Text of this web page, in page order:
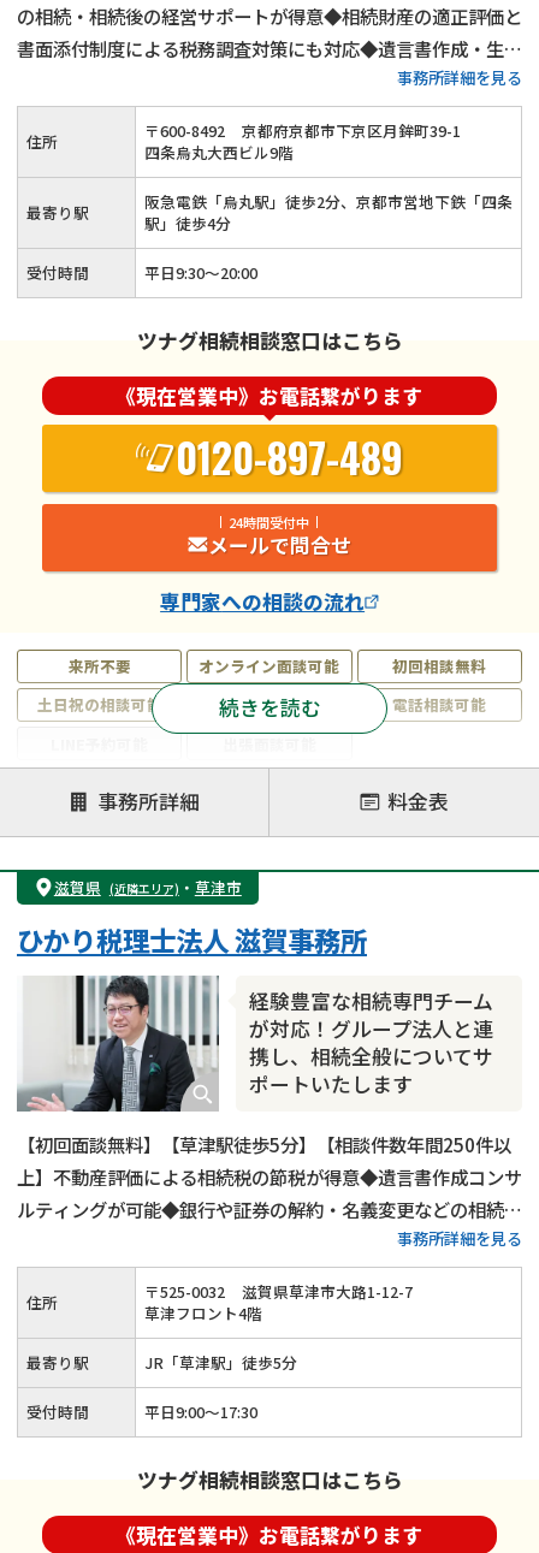
の相続・相続後の経営サポートが得意◆相続財産の適正評価と
書面添付制度による税務調査対策にも対応◆遺言書作成・生前
贈与といった生前対策も可能◆相続税の節税とお客様の思いの
両立を全力でサポートさせていただきます！
事務所詳細を見る
来所不要 オンライン面談可能
初回相談無料
土日祝の相談可能
19時以降電話可能
電話相談可能
注力案件
遺言書作成・遺言執行
相続放棄
相続登記
遺産分割
遺留分侵害額請求
相続税申告
相続手続き
銀行手続き
成年後見・任意後見
贈与税
相続人調査
相続財産調査
相続トラブル
続きを読む
住所 〒600-8492
京都府京都市下京区月鉾町39-1
四条烏丸大西ビル9階
最寄り駅
阪急電鉄「烏丸駅」徒歩2分、京都市営地下鉄「四条
駅」徒歩4分
受付時間 平日9:30～20:00
ツナグ相続相談窓口はこちら
《現在営業中》お電話繋がります
0120-897-489
24時間受付中
メールで問合せ
専門家への相談の流れ
事務所詳細 料金表
滋賀県 (近隣エリア) ・ 草津市
経験豊富な相続専門チーム
が対応！グループ法人と連
携し、相続全般についてサ
ポートいたします
ひかり税理士法人 滋賀事務所
【初回面談無料】【草津駅徒歩5分】【相談件数年間250件以
上】不動産評価による相続税の節税が得意◆遺言書作成コンサ
ルティングが可能◆銀行や証券の解約・名義変更などの相続関
連手続きも可能◆ひかりグループの各法人と連携して、ワンス
トップで相続手続きに対応します。相続のことなら経験豊富な
当法人にお任せください。
事務所詳細を見る
住所 〒525-0032
滋賀県草津市大路1-12-7
草津フロント4階
最寄り駅 JR「草津駅」徒歩5分
受付時間 平日9:00～17:30
ツナグ相続相談窓口はこちら
《現在営業中》お電話繋がります